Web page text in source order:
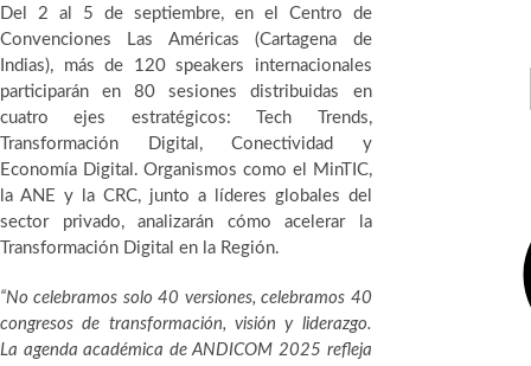
Del 2 al 5 de septiembre, en el Centro de
Convenciones Las Américas (Cartagena de
Indias), más de 120 speakers internacionales
participarán en 80 sesiones distribuidas en
cuatro ejes estratégicos: Tech Trends,
Transformación Digital, Conectividad y
Economía Digital. Organismos como el MinTIC,
la ANE y la CRC, junto a líderes globales del
sector privado, analizarán cómo acelerar la
Transformación Digital en la Región.
“No celebramos solo 40 versiones, celebramos 40
congresos de transformación, visión y liderazgo.
La agenda académica de ANDICOM 2025 refleja